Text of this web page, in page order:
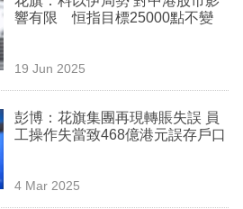
響有限 恒指目標25000點不變
19 Jun 2025
彭博：花旗集團再現轉賬失誤 員
工操作失當致468億港元誤存戶口
4 Mar 2025